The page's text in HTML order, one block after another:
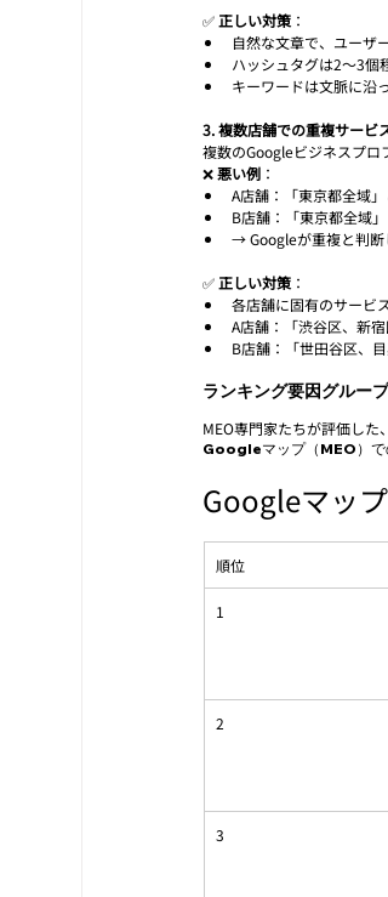
✅ 正しい対策 ：
自然な文章で、ユーザ
ハッシュタグは2〜3個
キーワードは文脈に沿
3. 複数店舗での重複サービ
複数のGoogleビジネスプロ
❌ 悪い例 ：
A店舗：「東京都全域
B店舗：「東京都全域
→ Googleが重複と判断
✅ 正しい対策 ：
各店舗に固有のサービ
A店舗：「渋谷区、新宿
B店舗：「世田谷区、目
ランキング要因グルー
MEO専門家たちが評価した
Googleマップ（MEO）で
Googleマッ
順位
1
2
3